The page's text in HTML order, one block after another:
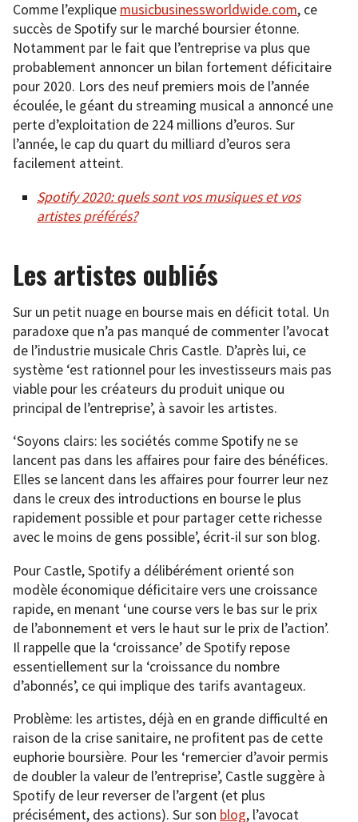
Comme l’explique musicbusinessworldwide.com, ce
succès de Spotify sur le marché boursier étonne.
Notamment par le fait que l’entreprise va plus que
probablement annoncer un bilan fortement déficitaire
pour 2020. Lors des neuf premiers mois de l’année
écoulée, le géant du streaming musical a annoncé une
perte d’exploitation de 224 millions d’euros. Sur
l’année, le cap du quart du milliard d’euros sera
facilement atteint.
Spotify 2020: quels sont vos musiques et vos
artistes préférés?
Les artistes oubliés
Sur un petit nuage en bourse mais en déficit total. Un
paradoxe que n’a pas manqué de commenter l’avocat
de l’industrie musicale Chris Castle. D’après lui, ce
système ‘est rationnel pour les investisseurs mais pas
viable pour les créateurs du produit unique ou
principal de l’entreprise’, à savoir les artistes.
‘Soyons clairs: les sociétés comme Spotify ne se
lancent pas dans les affaires pour faire des bénéfices.
Elles se lancent dans les affaires pour fourrer leur nez
dans le creux des introductions en bourse le plus
rapidement possible et pour partager cette richesse
avec le moins de gens possible’, écrit-il sur son blog.
Pour Castle, Spotify a délibérément orienté son
modèle économique déficitaire vers une croissance
rapide, en menant ‘une course vers le bas sur le prix
de l’abonnement et vers le haut sur le prix de l’action’.
Il rappelle que la ‘croissance’ de Spotify repose
essentiellement sur la ‘croissance du nombre
d’abonnés’, ce qui implique des tarifs avantageux.
Problème: les artistes, déjà en en grande difficulté en
raison de la crise sanitaire, ne profitent pas de cette
euphorie boursière. Pour les ‘remercier d’avoir permis
de doubler la valeur de l’entreprise’, Castle suggère à
Spotify de leur reverser de l’argent (et plus
précisément, des actions). Sur son blog, l’avocat